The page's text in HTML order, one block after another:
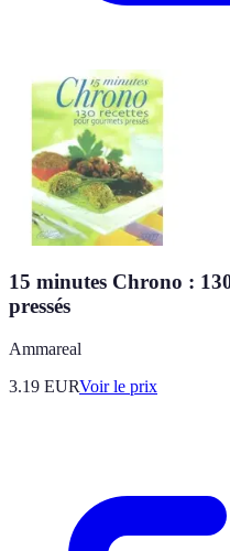
15 minutes Chrono :
pressés
Ammareal
3.19 EURVoir le prix